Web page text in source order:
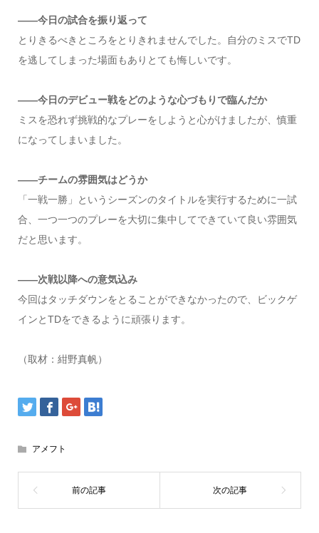
――今日の試合を振り返って
とりきるべきところをとりきれませんでした。自分のミスでTD
を逃してしまった場面もありとても悔しいです。
――今日のデビュー戦をどのような心づもりで臨んだか
ミスを恐れず挑戦的なプレーをしようと心がけましたが、慎重
になってしまいました。
――チームの雰囲気はどうか
「一戦一勝」というシーズンのタイトルを実行するために一試
合、一つ一つのプレーを大切に集中してできていて良い雰囲気
だと思います。
――次戦以降への意気込み
今回はタッチダウンをとることができなかったので、ビックゲ
インとTDをできるように頑張ります。
（取材：紺野真帆）
アメフト